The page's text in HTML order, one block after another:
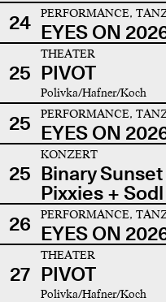
24 PERFORMANCE,
EYES ON
25
THEATER
PIVOT
Polivka/Hafner/Koch
25 PERFORMANCE,
EYES ON
25
KONZERT
Binary
Pixxies + Sodl
26
PERFORMANCE,
EYES ON
27
THEATER
PIVOT
Polivka/Hafner/Koch